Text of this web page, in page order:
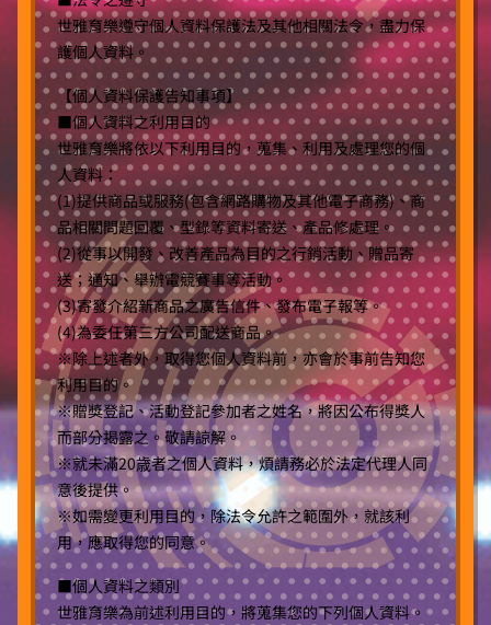
世雅育樂遵守個人資料保護法及其他相關法令，盡力保
護個人資料。
【個人資料保護告知事項】
■個人資料之利用目的
世雅育樂將依以下利用目的，蒐集、利用及處理您的個
人資料：
(1)提供商品或服務(包含網路購物及其他電子商務)、商
品相關問題回覆、型錄等資料寄送、產品修處理。
(2)從事以開發、改善產品為目的之行銷活動、贈品寄
送；通知、舉辦電競賽事等活動。
(3)寄發介紹新商品之廣告信件、發布電子報等。
(4)為委任第三方公司配送商品。
※除上述者外，取得您個人資料前，亦會於事前告知您
利用目的。
※贈獎登記、活動登記參加者之姓名，將因公布得獎人
而部分揭露之。敬請諒解。
※就未滿20歳者之個人資料，煩請務必於法定代理人同
意後提供。
※如需變更利用目的，除法令允許之範圍外，就該利
用，應取得您的同意。
■個人資料之類別
世雅育樂為前述利用目的，將蒐集您的下列個人資料。